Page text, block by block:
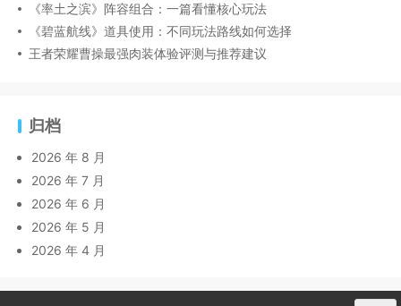
《率土之滨》阵容组合：一篇看懂核心玩法
《碧蓝航线》道具使用：不同玩法路线如何选择
王者荣耀曹操最强肉装体验评测与推荐建议
归档
2026 年 8 月
2026 年 7 月
2026 年 6 月
2026 年 5 月
2026 年 4 月